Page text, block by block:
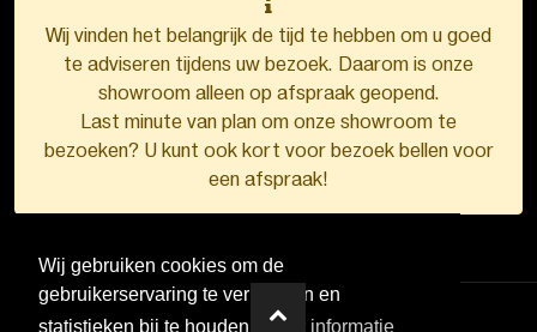
Wij gebruiken cookies om de
gebruikerservaring te verbeteren en
statistieken bij te houden.
Meer informatie
Wij vinden het belangrijk de tijd te hebben om u goed
te adviseren tijdens uw bezoek. Daarom is onze
showroom alleen op afspraak geopend.
Last minute van plan om onze showroom te
bezoeken? U kunt ook kort voor bezoek bellen voor
een afspraak!